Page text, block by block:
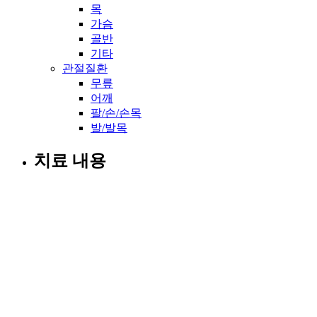
목
가슴
골반
기타
관절질환
무릎
어깨
팔/손/손목
발/발목
치료 내용